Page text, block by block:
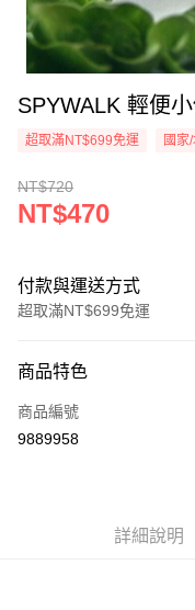
SPYWALK 輕便
超取滿NT$699免運 國家
NT$720
NT$470
付款與運送方式
超取滿NT$699免運
信用卡一次付款
超商取貨付款
商品特色
商品編號
9889958
詳細說明